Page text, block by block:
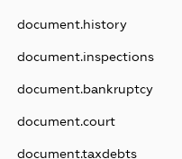
document.history
document.inspections
document.bankruptcy
document.court
document.taxdebts